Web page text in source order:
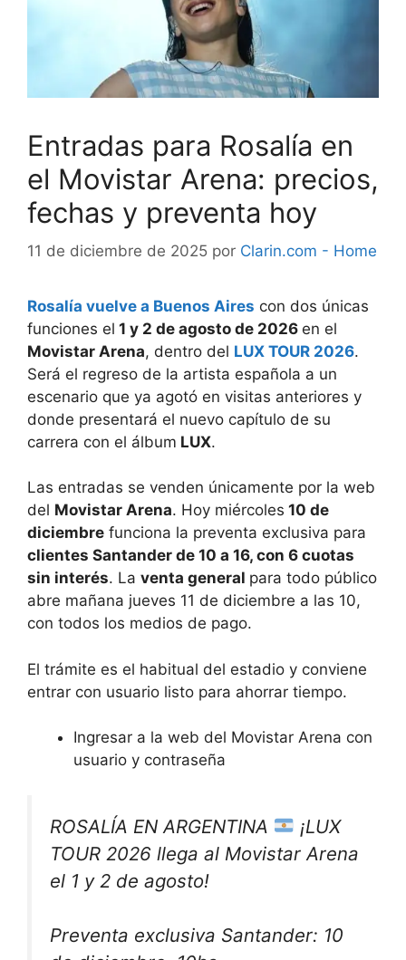
Entradas para Rosalía en
el Movistar Arena: precios,
fechas y preventa hoy
11 de diciembre de 2025 por Clarin.com - Home
Rosalía vuelve a Buenos Aires con dos únicas
funciones el 1 y 2 de agosto de 2026 en el
Movistar Arena, dentro del LUX TOUR 2026.
Será el regreso de la artista española a un
escenario que ya agotó en visitas anteriores y
donde presentará el nuevo capítulo de su
carrera con el álbum LUX.
Las entradas se venden únicamente por la web
del Movistar Arena. Hoy miércoles 10 de
diciembre funciona la preventa exclusiva para
clientes Santander de 10 a 16, con 6 cuotas
sin interés. La venta general para todo público
abre mañana jueves 11 de diciembre a las 10,
con todos los medios de pago.
El trámite es el habitual del estadio y conviene
entrar con usuario listo para ahorrar tiempo.
Ingresar a la web del Movistar Arena con
usuario y contraseña
ROSALÍA EN ARGENTINA
¡LUX
TOUR 2026 llega al Movistar Arena
el 1 y 2 de agosto!
Preventa exclusiva Santander: 10